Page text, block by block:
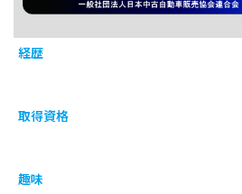
経歴
取得資格
趣味